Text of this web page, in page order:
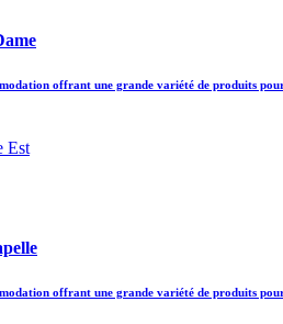
offrant une grande variété de produits
Est
offrant une grande variété de produits